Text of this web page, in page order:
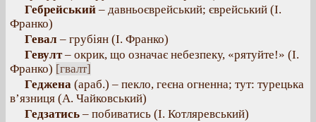
Гебрейський – давньоєврейський; єврейський (І.
Франко)
Гевал – грубіян (І. Франко)
Гевулт– окрик, що означає небезпеку, «рятуйте!» (І.
Франко) [гвалт]
Геджена (араб.) – пекло, геєна огненна; тут: турецька
в’язниця (А. Чайковський)
Гедзатись – побиватись (І. Котляревський)